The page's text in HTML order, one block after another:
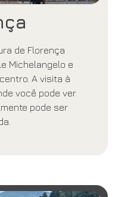
de Florença
Michelangelo e
A visita à
você pode ver
pode ser